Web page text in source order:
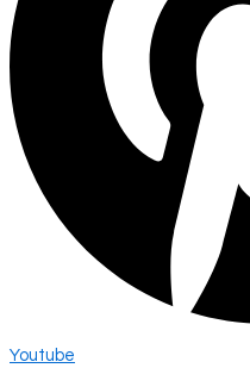
Youtube